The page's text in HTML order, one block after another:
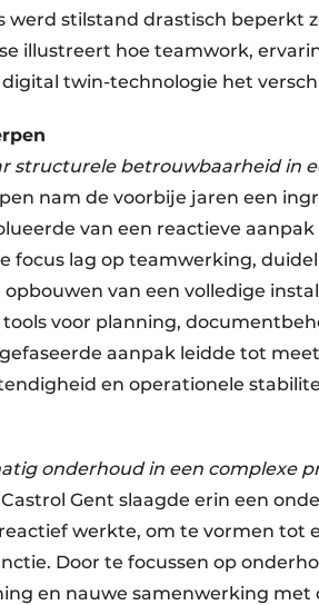
werd stilstand drastisch beperkt
illustreert hoe teamwork,
twin-technologie het
structurele betrouwbaarheid in
nam de voorbije jaren een
van een reactieve
focus lag op teamwerking,
van een volledige
voor planning,
aanpak leidde tot
en operationele
onderhoud in een complexe
Gent slaagde erin een
werkte, om te vormen tot
Door te focussen op
en nauwe samenwerking met